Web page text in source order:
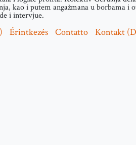
kao i putem angažmana u borbama
i intervjue.
Érintkezés Contatto Kontakt